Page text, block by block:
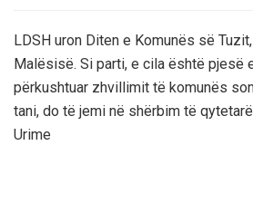
LDSH uron Diten e Komunës së
Malësisë. Si parti, e cila është pjesë
përkushtuar zhvillimit të komunës
tani, do të jemi në shërbim të
Urime